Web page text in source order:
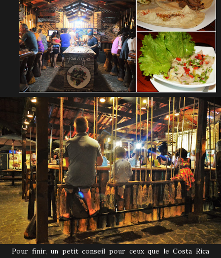
Pour finir, un petit conseil pour ceux que le Costa Rica